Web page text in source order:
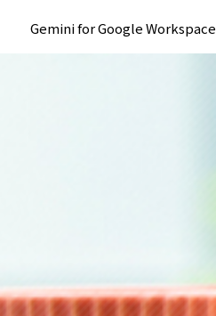
Gemini for Google Workspace